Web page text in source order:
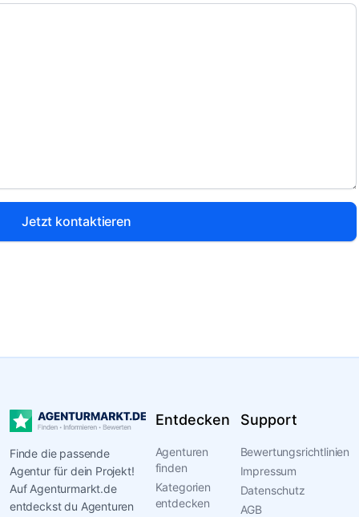
Jetzt kontaktieren
Finde die passende
Agentur für dein Projekt!
Auf Agenturmarkt.de
entdeckst du Agenturen
Entdecken
Agenturen
finden
Kategorien
entdecken
Support
Bewertungsrichtlinien
Impressum
Datenschutz
AGB